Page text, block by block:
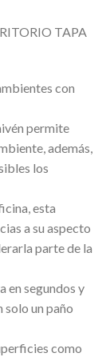
TAPA
con
permite
además,
los
esta
a su aspecto
parte de la
en segundos y
un paño
como